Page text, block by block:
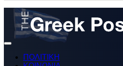
ΠΟΛΙΤΙΚΗ